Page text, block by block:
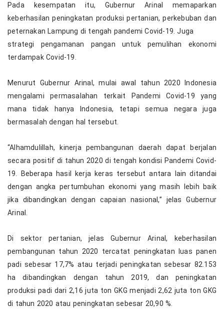
Pada kesempatan itu, Gubernur Arinal memaparkan
keberhasilan peningkatan produksi pertanian, perkebuban dan
peternakan Lampung di tengah pandemi Covid-19. Juga
strategi pengamanan pangan untuk pemulihan ekonomi
terdampak Covid-19.
Menurut Gubernur Arinal, mulai awal tahun 2020 Indonesia
mengalami permasalahan terkait Pandemi Covid-19 yang
mana tidak hanya Indonesia, tetapi semua negara juga
bermasalah dengan hal tersebut.
“Alhamdulillah, kinerja pembangunan daerah dapat berjalan
secara positif di tahun 2020 di tengah kondisi Pandemi Covid-
19. Beberapa hasil kerja keras tersebut antara lain ditandai
dengan angka pertumbuhan ekonomi yang masih lebih baik
jika dibandingkan dengan capaian nasional,” jelas Gubernur
Arinal.
Di sektor pertanian, jelas Gubernur Arinal, keberhasilan
pembangunan tahun 2020 tercatat peningkatan luas panen
padi sebesar 17,7% atau terjadi peningkatan sebesar 82.153
ha dibandingkan dengan tahun 2019, dan peningkatan
produksi padi dari 2,16 juta ton GKG menjadi 2,62 juta ton GKG
di tahun 2020 atau peningkatan sebesar 20,90 %.